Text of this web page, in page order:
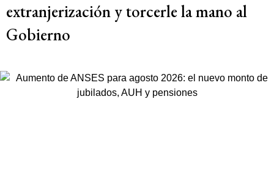
extranjerización y torcerle la mano al
Gobierno